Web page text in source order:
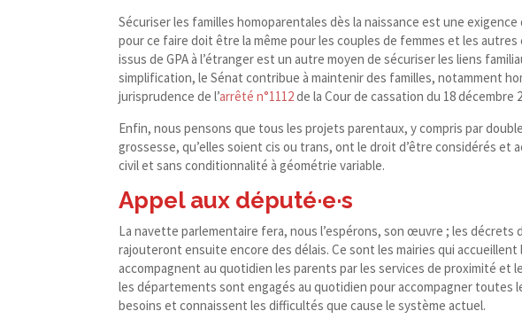
Sécuriser les familles homoparentales dès la naissance est une
pour ce faire doit être la même pour les couples de femmes et les
issus de GPA à l’étranger est un autre moyen de sécuriser les liens
simplification, le Sénat contribue à maintenir des familles, notamment
jurisprudence de l’arrêté n°1112de la Cour de cassation du 18 décembre
Enfin, nous pensons que tous les projets parentaux, y compris par
grossesse, qu’elles soient cis ou trans, ont le droit d’être considérés et
civil et sans conditionnalité à géométrie variable.
Appel aux député·e·s
La navette parlementaire fera, nous l’espérons, son œuvre ; les décrets
rajouteront ensuite encore des délais. Ce sont les mairies qui
accompagnent au quotidien les parents par les services de proximité et
les départements sont engagés au quotidien pour accompagner toutes
besoins et connaissent les difficultés que cause le système actuel.